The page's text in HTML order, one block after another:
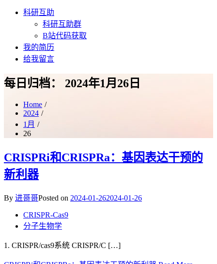
科研互助
科研互助群
B站代码获取
我的简历
给我留言
每日归档： 2024年1月26日
Home
2024
1月
26
CRISPRi和CRISPRa：基因表达干预的
新利器
By 进哥哥Posted on 2024-01-262024-01-26
CRISPR-Cas9
分子生物学
1. CRISPR/cas9系统 CRISPR/C […]